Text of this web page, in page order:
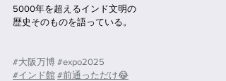
5000年を超えるインド文明の
歴史そのものを語っている。
#大阪万博 #expo2025
#インド館 #前通っただけ😂